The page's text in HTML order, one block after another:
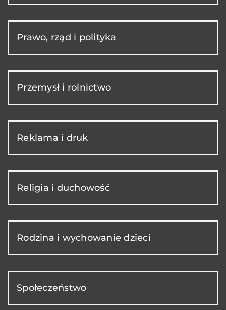
Prawo, rząd i polityka
Przemysł i rolnictwo
Reklama i druk
Religia i duchowość
Rodzina i wychowanie dzieci
Społeczeństwo